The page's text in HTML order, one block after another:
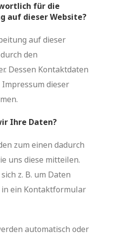
für die
auf dieser Website?
auf dieser
den
Dessen Kontaktdaten
Impressum dieser
Ihre Daten?
zum einen dadurch
uns diese mitteilen.
z. B. um Daten
in ein Kontaktformular
automatisch oder